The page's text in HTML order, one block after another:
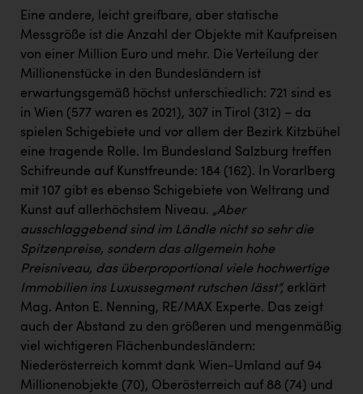
Eine andere, leicht greifbare, aber statische
Messgröße ist die Anzahl der Objekte mit Kaufpreisen
von einer Million Euro und mehr. Die Verteilung der
Millionenstücke in den Bundesländern ist
erwartungsgemäß höchst unterschiedlich: 721 sind es
in Wien (577 waren es 2021), 307 in Tirol (312) – da
spielen Schigebiete und vor allem der Bezirk Kitzbühel
eine tragende Rolle. Im Bundesland Salzburg treffen
Schifreunde auf Kunstfreunde: 184 (162). In Vorarlberg
mit 107 gibt es ebenso Schigebiete von Weltrang und
Kunst auf allerhöchstem Niveau. „Aber
ausschlaggebend sind im Ländle nicht so sehr die
Spitzenpreise, sondern das allgemein hohe
Preisniveau, das überproportional viele hochwertige
Immobilien ins Luxussegment rutschen lässt“, erklärt
Mag. Anton E. Nenning, RE/MAX Experte. Das zeigt
auch der Abstand zu den größeren und mengenmäßig
viel wichtigeren Flächenbundesländern:
Niederösterreich kommt dank Wien-Umland auf 94
Millionenobjekte (70), Oberösterreich auf 88 (74) und